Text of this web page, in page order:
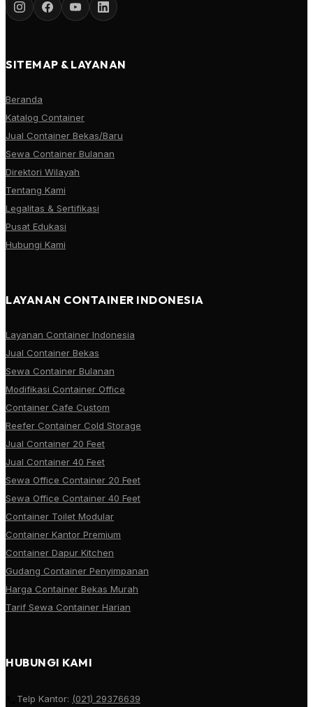
SITEMAP & LAYANAN
Beranda
Katalog Container
Jual Container Bekas/Baru
Sewa Container Bulanan
Direktori Wilayah
Tentang Kami
Legalitas & Sertifikasi
Pusat Edukasi
Hubungi Kami
LAYANAN CONTAINER INDONESIA
Layanan Container Indonesia
Jual Container Bekas
Sewa Container Bulanan
Modifikasi Container Office
Container Cafe Custom
Reefer Container Cold Storage
Jual Container 20 Feet
Jual Container 40 Feet
Sewa Office Container 20 Feet
Sewa Office Container 40 Feet
Container Toilet Modular
Container Kantor Premium
Container Dapur Kitchen
Gudang Container Penyimpanan
Harga Container Bekas Murah
Tarif Sewa Container Harian
HUBUNGI KAMI
Telp Kantor: (021) 29376639